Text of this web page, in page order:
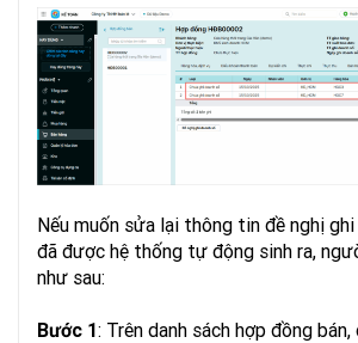
Nếu muốn sửa lại thông tin đề nghị ghi
đã được hệ thống tự động sinh ra,
như sau:
Bước 1: Trên danh sách hợp đồng